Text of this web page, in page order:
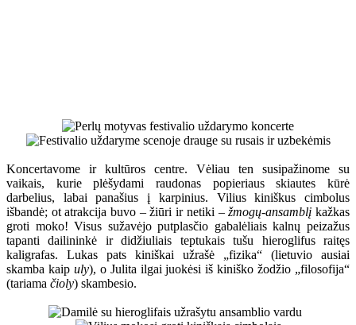
Koncertavome ir kultūros centre. Vėliau ten susipažinome su
vaikais, kurie plėšydami raudonas popieriaus skiautes kūrė
darbelius, labai panašius į karpinius. Vilius kiniškus cimbolus
išbandė; ot atrakcija buvo – žiūri ir netiki –žmogų-ansamblįkažkas
groti moko! Visus sužavėjo putplasčio gabalėliais kalnų peizažus
tapanti dailininkė ir didžiuliais teptukais tušu hieroglifus raitęs
kaligrafas. Lukas pats kiniškai užrašė „fizika“ (lietuvio ausiai
skamba kaip uly), o Julita ilgai juokėsi iš kiniško žodžio „filosofija“
(tariama čioly) skambesio.